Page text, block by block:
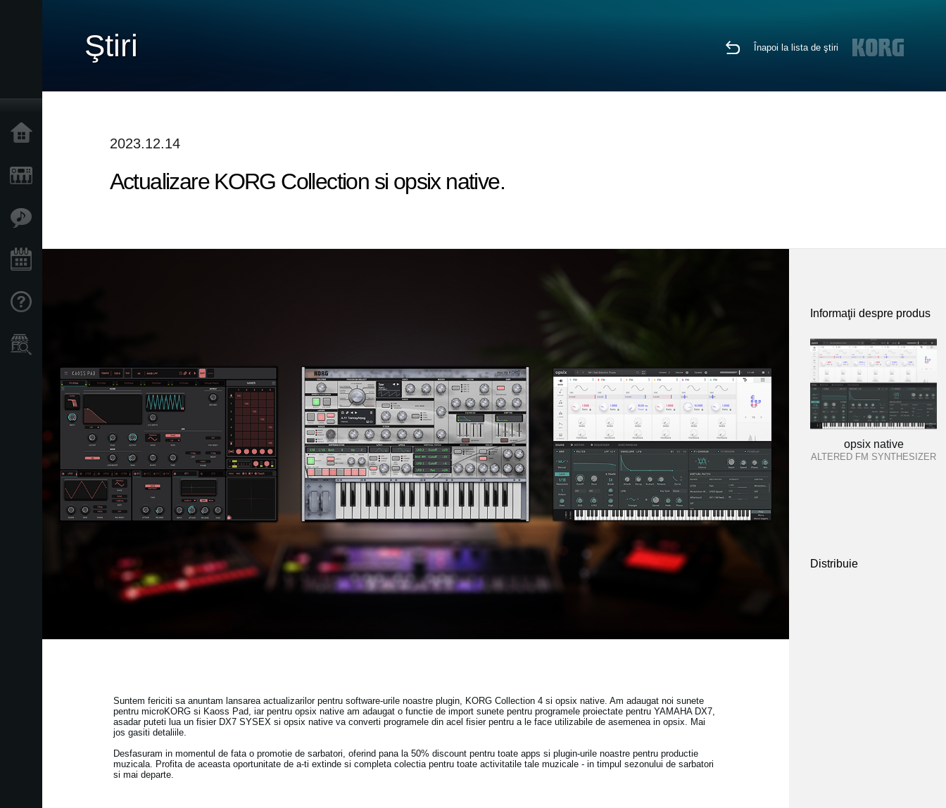
Ştiri Înapoi la lista de ştiri
2023.12.14
Actualizare KORG Collection si opsix native.
Suntem fericiti sa anuntam lansarea actualizarilor pentru software-urile noastre plugin, KORG Collection 4 si opsix native. Am adaugat noi sunete
pentru microKORG si Kaoss Pad, iar pentru opsix native am adaugat o functie de import sunete pentru programele proiectate pentru YAMAHA DX7,
asadar puteti lua un fisier DX7 SYSEX si opsix native va converti programele din acel fisier pentru a le face utilizabile de asemenea in opsix. Mai
jos gasiti detaliile.
Desfasuram in momentul de fata o promotie de sarbatori, oferind pana la 50% discount pentru toate apps si plugin-urile noastre pentru productie
muzicala. Profita de aceasta oportunitate de a-ti extinde si completa colectia pentru toate activitatile tale muzicale - in timpul sezonului de sarbatori
si mai departe.
Informaţii despre produs
opsix native
ALTERED FM SYNTHESIZER
Distribuie